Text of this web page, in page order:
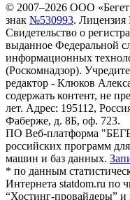
© 2007–2026 ООО
знак №530993. Лицензия
Свидетельство о
выданное Федеральной
информационных
(Роскомнадзор).
редактор - Клюков
содержать контент, не
лет. Адрес: 195112,
Фаберже, д. 8Б, оф. 723.
ПО Веб-платформа
российских программ
машин и баз данных.
* по данным
Интернета statdom.ru по
“Хостинг-провайдеры”